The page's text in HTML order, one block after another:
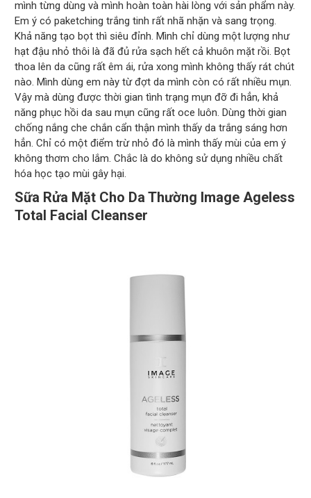
mình từng dùng và mình hoàn toàn hài lòng với sản phẩm này.
Em ý có paketching trắng tinh rất nhã nhặn và sang trọng.
Khả năng tạo bọt thì siêu đỉnh. Mình chỉ dùng một lượng như
hạt đậu nhỏ thôi là đã đủ rửa sạch hết cả khuôn mặt rồi. Bọt
thoa lên da cũng rất êm ái, rửa xong mình không thấy rát chút
nào. Mình dùng em này từ đợt da mình còn có rất nhiều mụn.
Vậy mà dùng được thời gian tình trạng mụn đỡ đi hẳn, khả
năng phục hồi da sau mụn cũng rất oce luôn. Dùng thời gian
chống nắng che chắn cẩn thận mình thấy da trắng sáng hơn
hẳn. Chỉ có một điểm trừ nhỏ đó là mình thấy mùi của em ý
không thơm cho lắm. Chắc là do không sử dụng nhiều chất
hóa học tạo mùi gây hại.
Sữa Rửa Mặt Cho Da Thường Image Ageless
Total Facial Cleanser